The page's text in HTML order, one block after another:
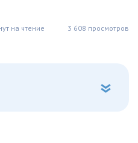
на чтение 3 608 просмотров